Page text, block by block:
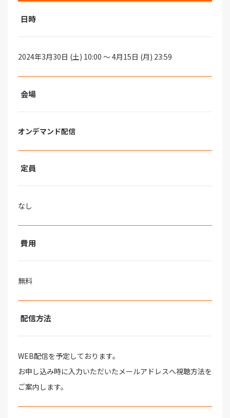
日時
2024年3月30日 (土) 10:00 ～ 4月15日 (月) 23:59
会場
オンデマンド配信
定員
なし
費用
無料
配信方法
WEB配信を予定しております。
お申し込み時に入力いただいたメールアドレスへ視聴方法を
ご案内します。